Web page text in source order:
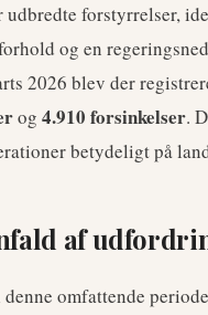
forstyrrelser,
og en
2026 blev der
og 4.910 forsinkelser.
betydeligt på
af
omfattende